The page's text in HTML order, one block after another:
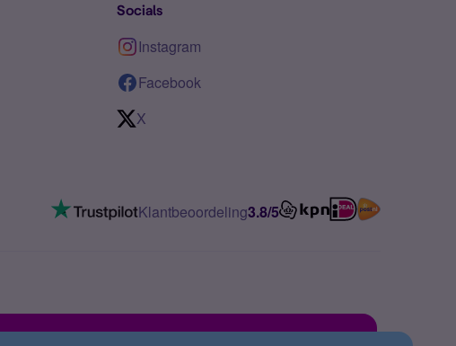
Socials
Instagram
Facebook
X
Klantbeoordeling3.8/5